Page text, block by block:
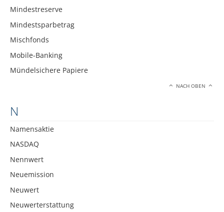
Mindestreserve
Mindestsparbetrag
Mischfonds
Mobile-Banking
Mündelsichere Papiere
NACH OBEN
N
Namensaktie
NASDAQ
Nennwert
Neuemission
Neuwert
Neuwerterstattung